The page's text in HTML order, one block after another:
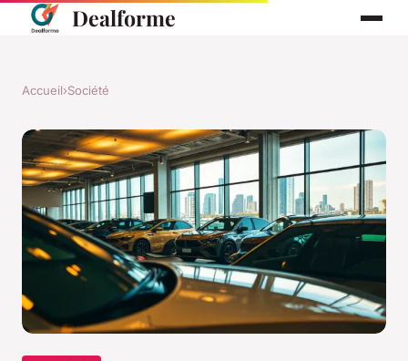
Dealforme
Accueil›Société